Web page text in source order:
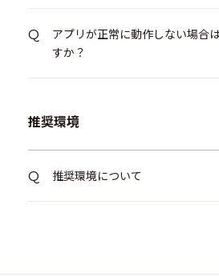
アプリが正常に動作しない場合
すか？
推奨環境
推奨環境について